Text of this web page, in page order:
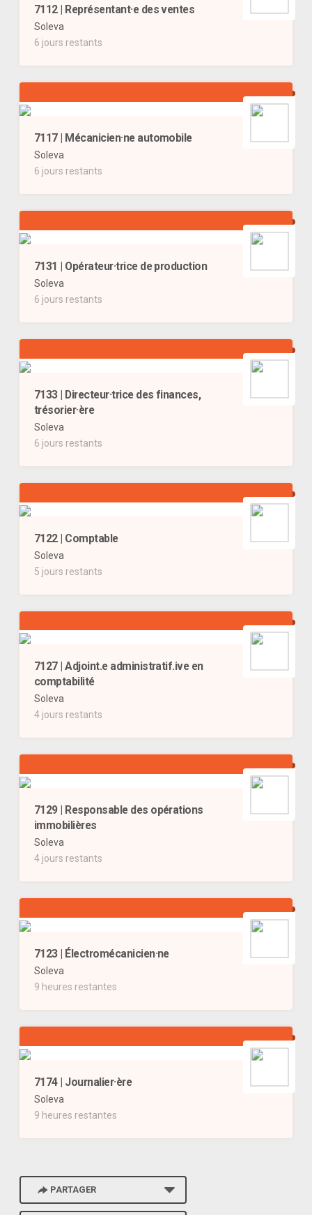
7112 | Représentant·e des ventes
Soleva
6 jours restants
7117 | Mécanicien·ne automobile
Soleva
6 jours restants
7131 | Opérateur·trice de production
Soleva
6 jours restants
7133 | Directeur·trice des finances,
trésorier·ère
Soleva
6 jours restants
7122 | Comptable
Soleva
5 jours restants
7127 | Adjoint.e administratif.ive en
comptabilité
Soleva
4 jours restants
7129 | Responsable des opérations
immobilières
Soleva
4 jours restants
7123 | Électromécanicien·ne
Soleva
9 heures restantes
7174 | Journalier·ère
Soleva
9 heures restantes
PARTAGER